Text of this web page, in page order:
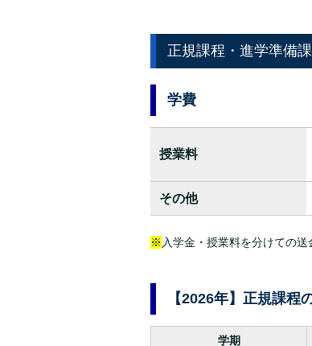
正規課程・進学準備
学費
授業料
その他
※ 入学金・授業料を分けての
【2026年】正規課程
学期